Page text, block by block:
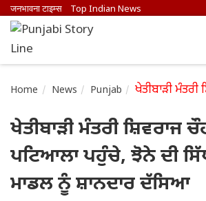
जनभावना टाइम्स Top Indian News
Home News Punjab ਖੇਤੀਬਾੜੀ
ਖੇਤੀਬਾੜੀ ਮੰਤਰੀ ਸ਼ਿਵਰਾਜ
ਪਟਿਆਲਾ ਪਹੁੰਚੇ, ਝੋਨੇ ਦੀ
ਮਾਡਲ ਨੂੰ ਸ਼ਾਨਦਾਰ ਦੱਸਿਆ